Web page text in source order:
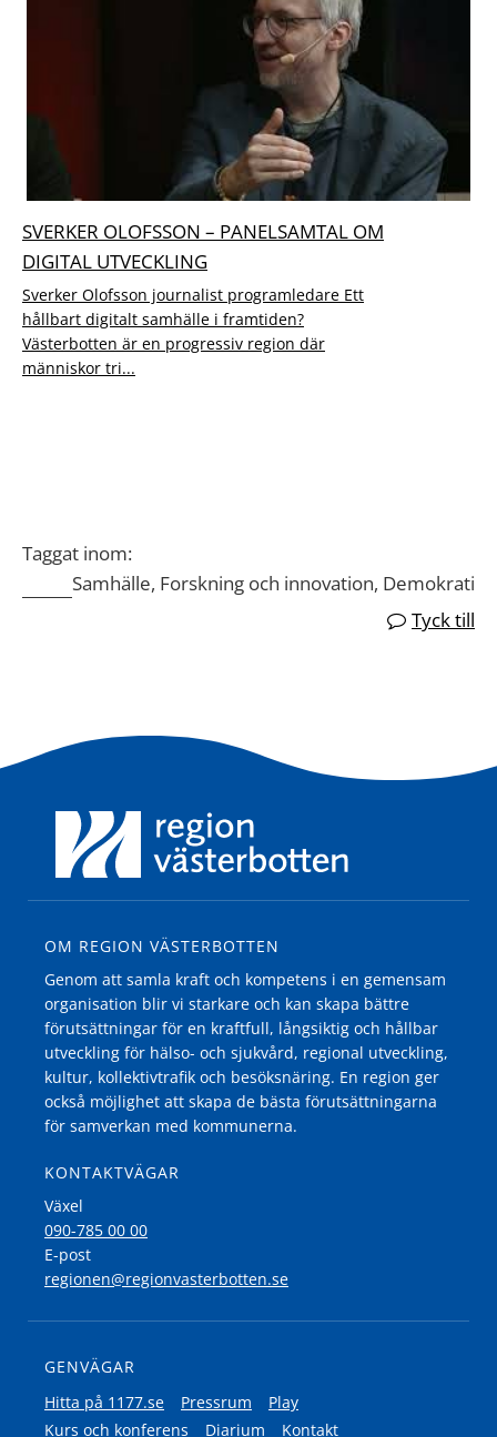
SVERKER OLOFSSON – PANELSAMTAL OM
DIGITAL UTVECKLING
Sverker Olofsson journalist programledare Ett
hållbart digitalt samhälle i framtiden?
Västerbotten är en progressiv region där
människor tri...
Taggat inom:
Samhälle, Forskning och innovation, Demokrati
Tyck till
OM REGION VÄSTERBOTTEN
Genom att samla kraft och kompetens i en gemensam
organisation blir vi starkare och kan skapa bättre
förutsättningar för en kraftfull, långsiktig och hållbar
utveckling för hälso- och sjukvård, regional utveckling,
kultur, kollektivtrafik och besöksnäring. En region ger
också möjlighet att skapa de bästa förutsättningarna
för samverkan med kommunerna.
KONTAKTVÄGAR
Växel
090-785 00 00
E-post
regionen@regionvasterbotten.se
GENVÄGAR
Hitta på 1177.se
Pressrum
Play
Kurs och konferens
Diarium Kontakt